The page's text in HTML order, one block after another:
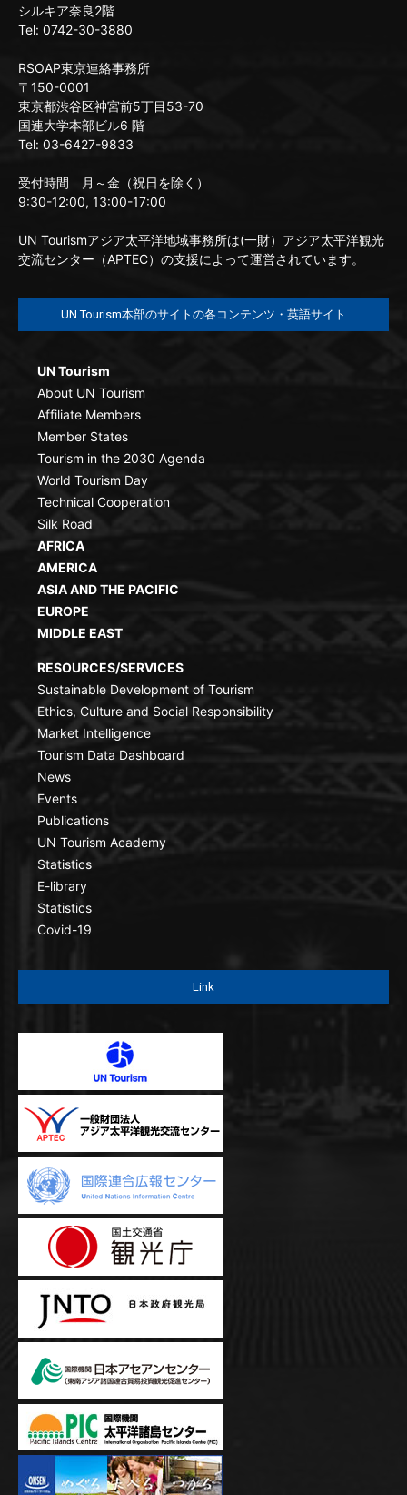
シルキア奈良2階
Tel: 0742-30-3880
RSOAP東京連絡事務所
〒150-0001
東京都渋谷区神宮前5丁目53-70
国連大学本部ビル6 階
Tel: 03-6427-9833
受付時間 月～金（祝日を除く）
9:30-12:00, 13:00-17:00
UN Tourismアジア太平洋地域事務所は(一財）アジア太平洋観光
交流センター（APTEC）の支援によって運営されています。
UN Tourism本部のサイトの各コンテンツ・英語サイト
UN Tourism
About UN Tourism
Affiliate Members
Member States
Tourism in the 2030 Agenda
World Tourism Day
Technical Cooperation
Silk Road
AFRICA
AMERICA
ASIA AND THE PACIFIC
EUROPE
MIDDLE EAST
RESOURCES/SERVICES
Sustainable Development of Tourism
Ethics, Culture and Social Responsibility
Market Intelligence
Tourism Data Dashboard
News
Events
Publications
UN Tourism Academy
Statistics
E-library
Statistics
Covid-19
Link